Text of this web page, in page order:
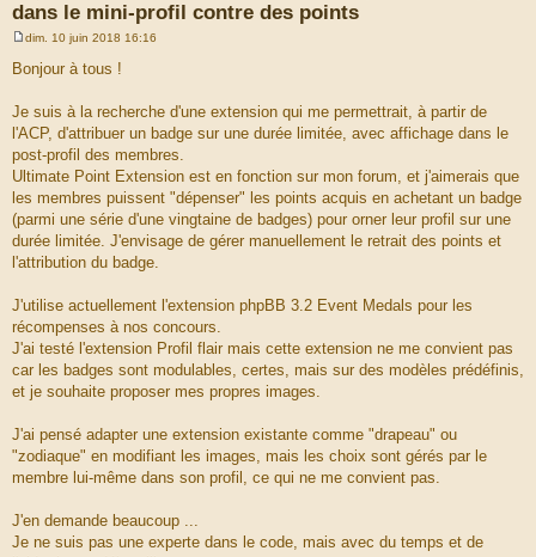
dans le mini-profil contre des points
s
g
e
dim. 10 juin 2018 16:16
Bonjour à tous !
Je suis à la recherche d'une extension qui me permettrait, à partir de
l'ACP, d'attribuer un badge sur une durée limitée, avec affichage dans le
post-profil des membres.
Ultimate Point Extension est en fonction sur mon forum, et j'aimerais que
les membres puissent "dépenser" les points acquis en achetant un badge
(parmi une série d'une vingtaine de badges) pour orner leur profil sur une
durée limitée. J'envisage de gérer manuellement le retrait des points et
l'attribution du badge.
J'utilise actuellement l'extension phpBB 3.2 Event Medals pour les
récompenses à nos concours.
J'ai testé l'extension Profil flair mais cette extension ne me convient pas
car les badges sont modulables, certes, mais sur des modèles prédéfinis,
et je souhaite proposer mes propres images.
J'ai pensé adapter une extension existante comme "drapeau" ou
"zodiaque" en modifiant les images, mais les choix sont gérés par le
membre lui-même dans son profil, ce qui ne me convient pas.
J'en demande beaucoup ...
Je ne suis pas une experte dans le code, mais avec du temps et de